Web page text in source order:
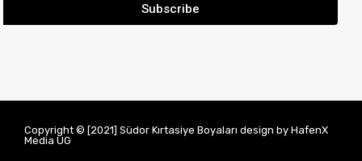
Subscribe
Copyright © [2021] Südor Kırtasiye Boyaları design by HafenX
Media UG